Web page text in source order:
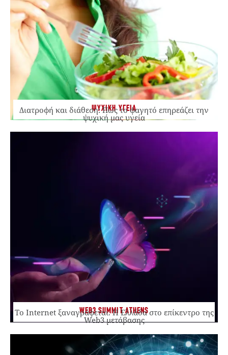
ΨΥΧΙΚΗ ΥΓΕΙΑ
Διατροφή και διάθεση: Πώς το φαγητό επηρεάζει την
ψυχική μας υγεία
WEB3 SUMMIT ATHENS
Το Internet ξαναγράφεται. Η Ελλάδα στο επίκεντρο της
Web3 μετάβασης